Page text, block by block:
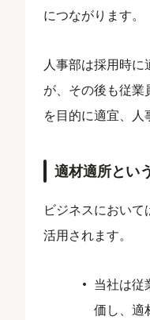
につながります。
人事部は採用時
が、その後も従
を目的に適宜、人
適材適所とい
ビジネスにおい
活用されます。
当社は従
価し、適